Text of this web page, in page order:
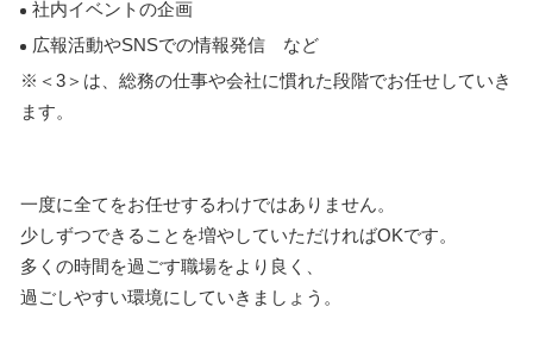
社内イベントの企画
広報活動やSNSでの情報発信 など
※＜3＞は、総務の仕事や会社に慣れた段階でお任せしていき
ます。
一度に全てをお任せするわけではありません。
少しずつできることを増やしていただければOKです。
多くの時間を過ごす職場をより良く、
過ごしやすい環境にしていきましょう。